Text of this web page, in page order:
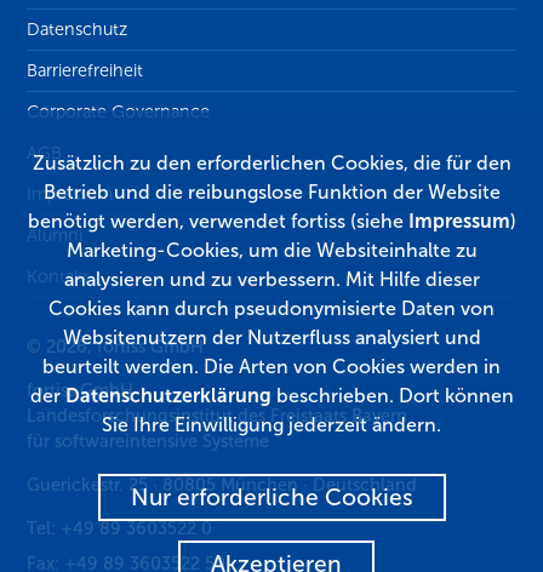
Datenschutz
Barrierefreiheit
Corporate Governance
AGB
Impressum
Alumni
Kontakt
© 2026, fortiss GmbH
fortiss GmbH
Landesforschungsinstitut des Freistaats Bayern
für softwareintensive Systeme
Guerickestr. 25 · 80805 München · Deutschland
Tel: +49 89 3603522 0
Fax: +49 89 3603522 50
Zusätzlich zu den erforderlichen Cookies, die für den
Betrieb und die reibungslose Funktion der Website
benötigt werden, verwendet fortiss (siehe Impressum)
Marketing-Cookies, um die Websiteinhalte zu
analysieren und zu verbessern. Mit Hilfe dieser
Cookies kann durch pseudonymisierte Daten von
Websitenutzern der Nutzerfluss analysiert und
beurteilt werden. Die Arten von Cookies werden in
derDatenschutzerklärung beschrieben. Dort können
Sie Ihre Einwilligung jederzeit ändern.
Nur erforderliche Cookies
Akzeptieren